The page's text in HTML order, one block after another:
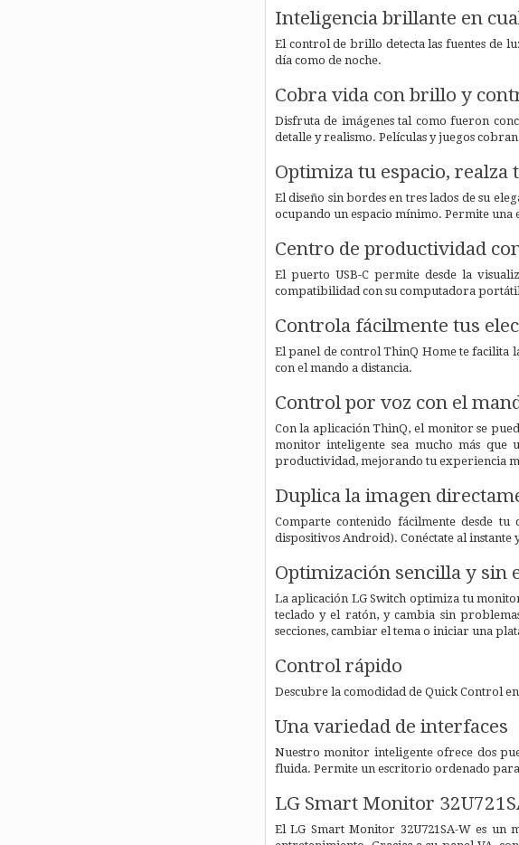
Inteligencia brillante en
El control de brillo detecta las fuentes de
día como de noche.
Cobra vida con brillo y
Disfruta de imágenes tal como fueron
detalle y realismo. Películas y juegos
Optimiza tu espacio, realza
El diseño sin bordes en tres lados de su
ocupando un espacio mínimo. Permite una
Centro de productividad
El puerto USB-C permite desde la
compatibilidad con su computadora
Controla fácilmente tus
El panel de control ThinQ Home te facilita
con el mando a distancia.
Control por voz con el
Con la aplicación ThinQ, el monitor se
monitor inteligente sea mucho más que
productividad, mejorando tu experiencia
Duplica la imagen
Comparte contenido fácilmente desde
dispositivos Android). Conéctate al
Optimización sencilla y sin
La aplicación LG Switch optimiza tu
teclado y el ratón, y cambia sin
secciones, cambiar el tema o iniciar una
Control rápido
Descubre la comodidad de Quick Control
Una variedad de interfaces
Nuestro monitor inteligente ofrece dos
fluida. Permite un escritorio ordenado
LG Smart Monitor
El LG Smart Monitor 32U721SA-W es